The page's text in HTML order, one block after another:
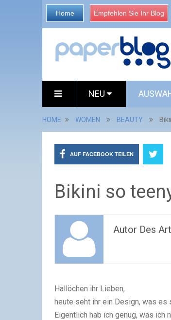
Home Empfehlen Sie Ihr Blog
NEU
HOME WOMEN BEAUTY
AUF FACEBOOK TEILEN
Bikini so
Autor Des
Hallöchen ihr Lieben,
heute seht ihr ein Design, was es
Eigentlich hab ich genug, was ich